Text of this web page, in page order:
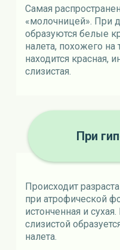
Самая
«молочницей». При
образуются белые
налета, похожего на
находится красная,
слизистая.
При
Происходит
при атрофической
истонченная и
слизистой
налета.